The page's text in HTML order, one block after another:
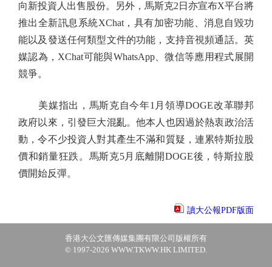
向新投資人出售股份。另外，馬斯克2日亦宣布X平台將
推出全新訊息系統XChat，具有加密功能、消息自毀功
能以及發送任何類型文件的功能，支持音視頻通話。英
媒認為，XChat可能與WhatsApp、微信等應用程式展開
競爭。
美媒指出，馬斯克自今年1月領導DOGE改革聯邦
政府以來，引發巨大混亂。他本人也因過於熱衷政治活
動，令不少投資人對其產生不滿和質疑，連累特斯拉股
價和銷量狂跌。馬斯克5月底離開DOGE後，特斯拉股
價開始反彈。
讀大公報PDF版面
香港大公文匯傳媒集團有限公司版權所有
© 1997-2026 WWW.TKWW.HK LIMITED.